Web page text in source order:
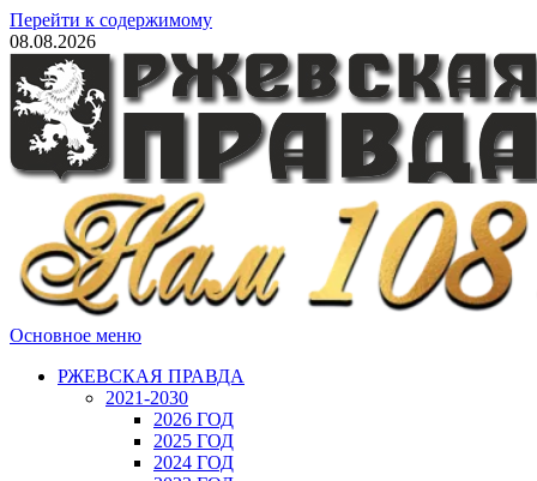
Перейти к содержимому
08.08.2026
Основное меню
РЖЕВСКАЯ ПРАВДА
2021-2030
2026 ГОД
2025 ГОД
2024 ГОД